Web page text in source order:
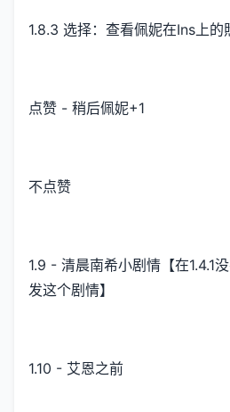
1.8.3 选择：查看佩妮在Ins上的
点赞 - 稍后佩妮+1
不点赞
1.9 - 清晨南希小剧情【在1.4.1
发这个剧情】
1.10 - 艾恩之前